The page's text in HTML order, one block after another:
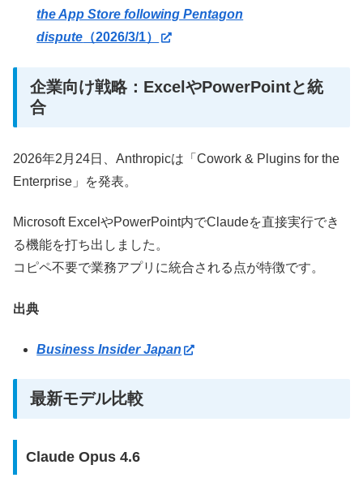
the App Store following Pentagon
dispute （2026/3/1）
企業向け戦略：ExcelやPowerPointと統
合
2026年2月24日、Anthropicは「Cowork & Plugins for the
Enterprise」を発表。
Microsoft ExcelやPowerPoint内でClaudeを直接実行でき
る機能を打ち出しました。
コピペ不要で業務アプリに統合される点が特徴です。
出典
Business Insider Japan
最新モデル比較
Claude Opus 4.6